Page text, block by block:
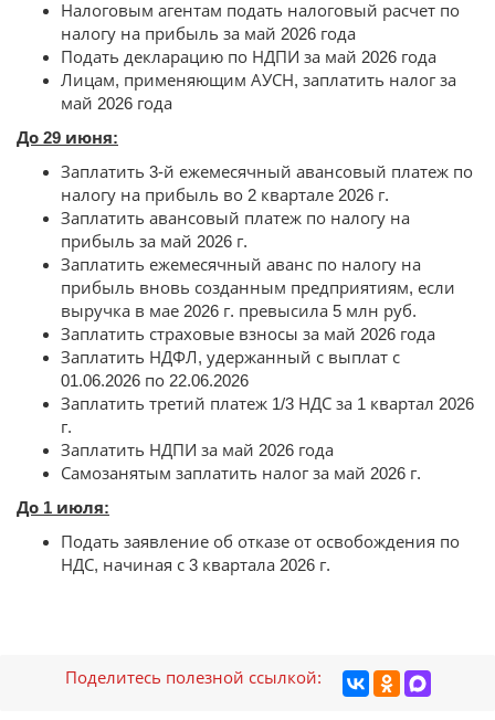
Налоговым агентам подать налоговый расчет по
налогу на прибыль за май 2026 года
Подать декларацию по НДПИ за май 2026 года
Лицам, применяющим АУСН, заплатить налог за
май 2026 года
До 29 июня:
Заплатить 3-й ежемесячный авансовый платеж по
налогу на прибыль во 2 квартале 2026 г.
Заплатить авансовый платеж по налогу на
прибыль за май 2026 г.
Заплатить ежемесячный аванс по налогу на
прибыль вновь созданным предприятиям, если
выручка в мае 2026 г. превысила 5 млн руб.
Заплатить страховые взносы за май 2026 года
Заплатить НДФЛ, удержанный с выплат с
01.06.2026 по 22.06.2026
Заплатить третий платеж 1/3 НДС за 1 квартал 2026
г.
Заплатить НДПИ за май 2026 года
Самозанятым заплатить налог за май 2026 г.
До 1 июля:
Подать заявление об отказе от освобождения по
НДС, начиная с 3 квартала 2026 г.
Поделитесь полезной ссылкой: